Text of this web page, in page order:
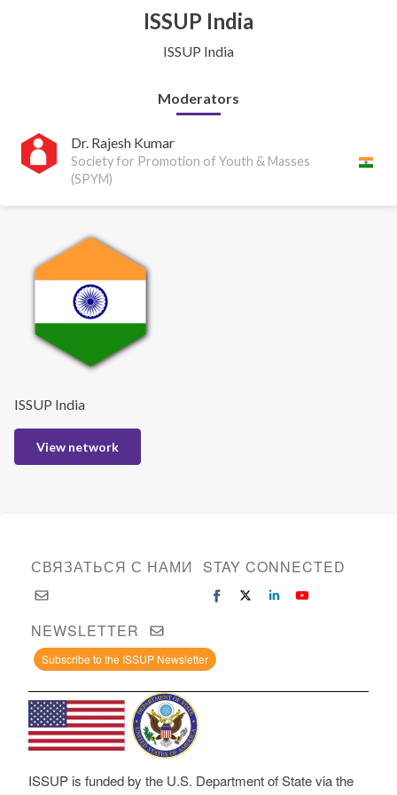
ISSUP India
ISSUP India
Moderators
Dr. Rajesh Kumar
Society for Promotion of Youth & Masses
(SPYM)
ISSUP India
View network
СВЯЗАТЬСЯ С НАМИ STAY CONNECTED
NEWSLETTER
Subscribe to the ISSUP Newsletter
ISSUP is funded by the U.S. Department of State via the